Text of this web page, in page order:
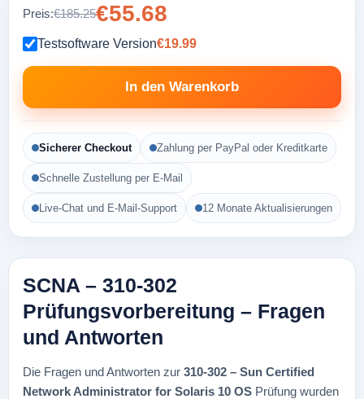
Preis:€185.25€55.68
Testsoftware Version€19.99
In den Warenkorb
Sicherer Checkout Zahlung per PayPal oder Kreditkarte
Schnelle Zustellung per E-Mail
Live-Chat und E-Mail-Support 12 Monate Aktualisierungen
SCNA – 310-302
Prüfungsvorbereitung – Fragen
und Antworten
Die Fragen und Antworten zur 310-302 – Sun Certified
Network Administrator for Solaris 10 OS Prüfung wurden